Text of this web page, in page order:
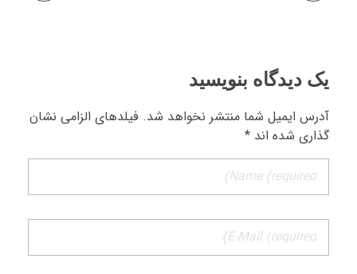
یک دیدگاه بنویسید
آدرس ایمیل شما منتشر نخواهد شد. فیلدهای الزامی نشان
گذاری شده اند *